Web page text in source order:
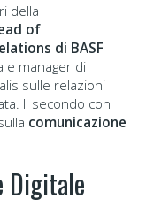
della
of
di BASF
e manager di
sulle relazioni
Il secondo con
comunicazione
Digitale